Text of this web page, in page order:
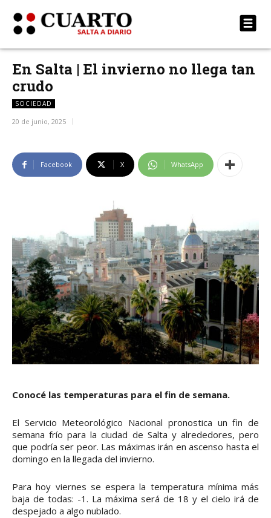
En Salta | El invierno no llega tan
crudo
SOCIEDAD
20 de junio, 2025
Facebook X WhatsApp
Conocé las temperaturas para el fin de semana.
El Servicio Meteorológico Nacional pronostica un fin de
semana frío para la ciudad de Salta y alrededores, pero
que podría ser peor. Las máximas irán en ascenso hasta el
domingo en la llegada del invierno.
Para hoy viernes se espera la temperatura mínima más
baja de todas: -1. La máxima será de 18 y el cielo irá de
despejado a algo nublado.